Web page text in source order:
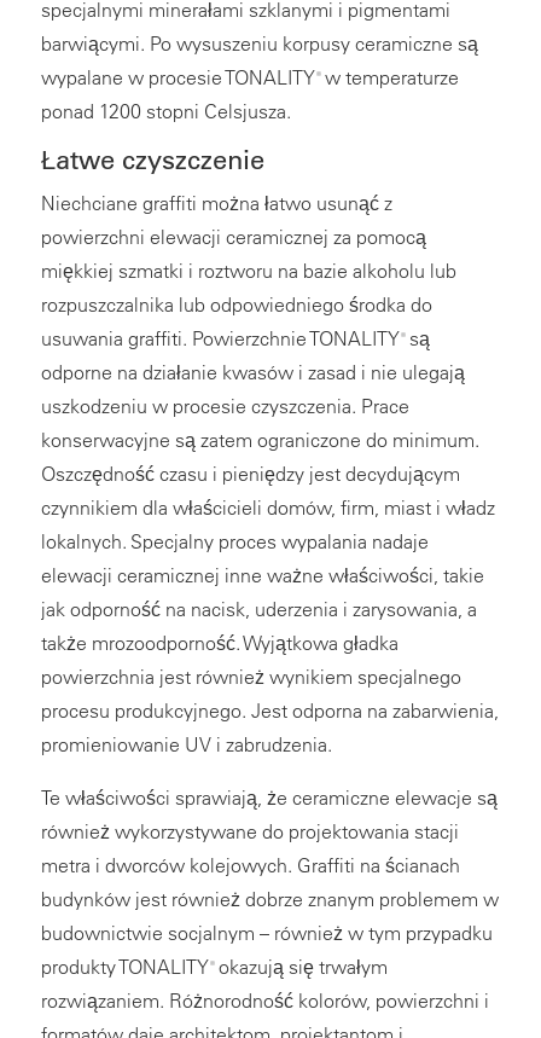
specjalnymi minerałami szklanymi i pigmentami
barwiącymi. Po wysuszeniu korpusy ceramiczne są
wypalane w procesie TONALITY®w temperaturze
ponad 1200 stopni Celsjusza.
Łatwe czyszczenie
Niechciane graffiti można łatwo usunąć z
powierzchni elewacji ceramicznej za pomocą
miękkiej szmatki i roztworu na bazie alkoholu lub
rozpuszczalnika lub odpowiedniego środka do
usuwania graffiti. Powierzchnie TONALITY®są
odporne na działanie kwasów i zasad i nie ulegają
uszkodzeniu w procesie czyszczenia. Prace
konserwacyjne są zatem ograniczone do minimum.
Oszczędność czasu i pieniędzy jest decydującym
czynnikiem dla właścicieli domów, firm, miast i władz
lokalnych. Specjalny proces wypalania nadaje
elewacji ceramicznej inne ważne właściwości, takie
jak odporność na nacisk, uderzenia i zarysowania, a
także mrozoodporność. Wyjątkowa gładka
powierzchnia jest również wynikiem specjalnego
procesu produkcyjnego. Jest odporna na zabarwienia,
promieniowanie UV i zabrudzenia.
Te właściwości sprawiają, że ceramiczne elewacje są
również wykorzystywane do projektowania stacji
metra i dworców kolejowych. Graffiti na ścianach
budynków jest również dobrze znanym problemem w
budownictwie socjalnym – również w tym przypadku
produkty TONALITY®okazują się trwałym
rozwiązaniem. Różnorodność kolorów, powierzchni i